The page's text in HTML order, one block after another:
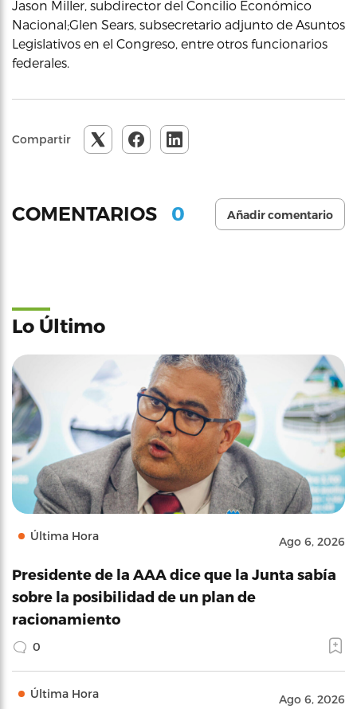
Jason Miller, subdirector del Concilio Económico
Nacional;Glen Sears, subsecretario adjunto de Asuntos
Legislativos en el Congreso, entre otros funcionarios
federales.
Compartir
COMENTARIOS 0 Añadir comentario
Lo Último
Última Hora Ago 6, 2026
Presidente de la AAA dice que la Junta sabía
sobre la posibilidad de un plan de
racionamiento
0
Última Hora Ago 6, 2026